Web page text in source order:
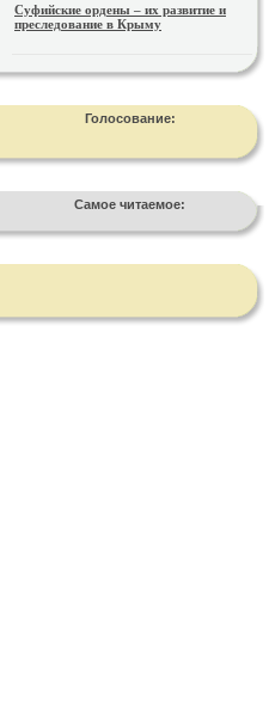
Суфийские ордены – их развитие и
преследование в Крыму
Голосование:
Самое читаемое: